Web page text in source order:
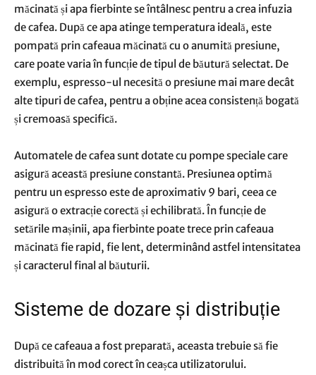
măcinată și apa fierbinte se întâlnesc pentru a crea infuzia
de cafea. După ce apa atinge temperatura ideală, este
pompată prin cafeaua măcinată cu o anumită presiune,
care poate varia în funcție de tipul de băutură selectat. De
exemplu, espresso-ul necesită o presiune mai mare decât
alte tipuri de cafea, pentru a obține acea consistență bogată
și cremoasă specifică.
Automatele de cafea sunt dotate cu pompe speciale care
asigură această presiune constantă. Presiunea optimă
pentru un espresso este de aproximativ 9 bari, ceea ce
asigură o extracție corectă și echilibrată. În funcție de
setările mașinii, apa fierbinte poate trece prin cafeaua
măcinată fie rapid, fie lent, determinând astfel intensitatea
și caracterul final al băuturii.
Sisteme de dozare și distribuție
După ce cafeaua a fost preparată, aceasta trebuie să fie
distribuită în mod corect în ceașca utilizatorului.